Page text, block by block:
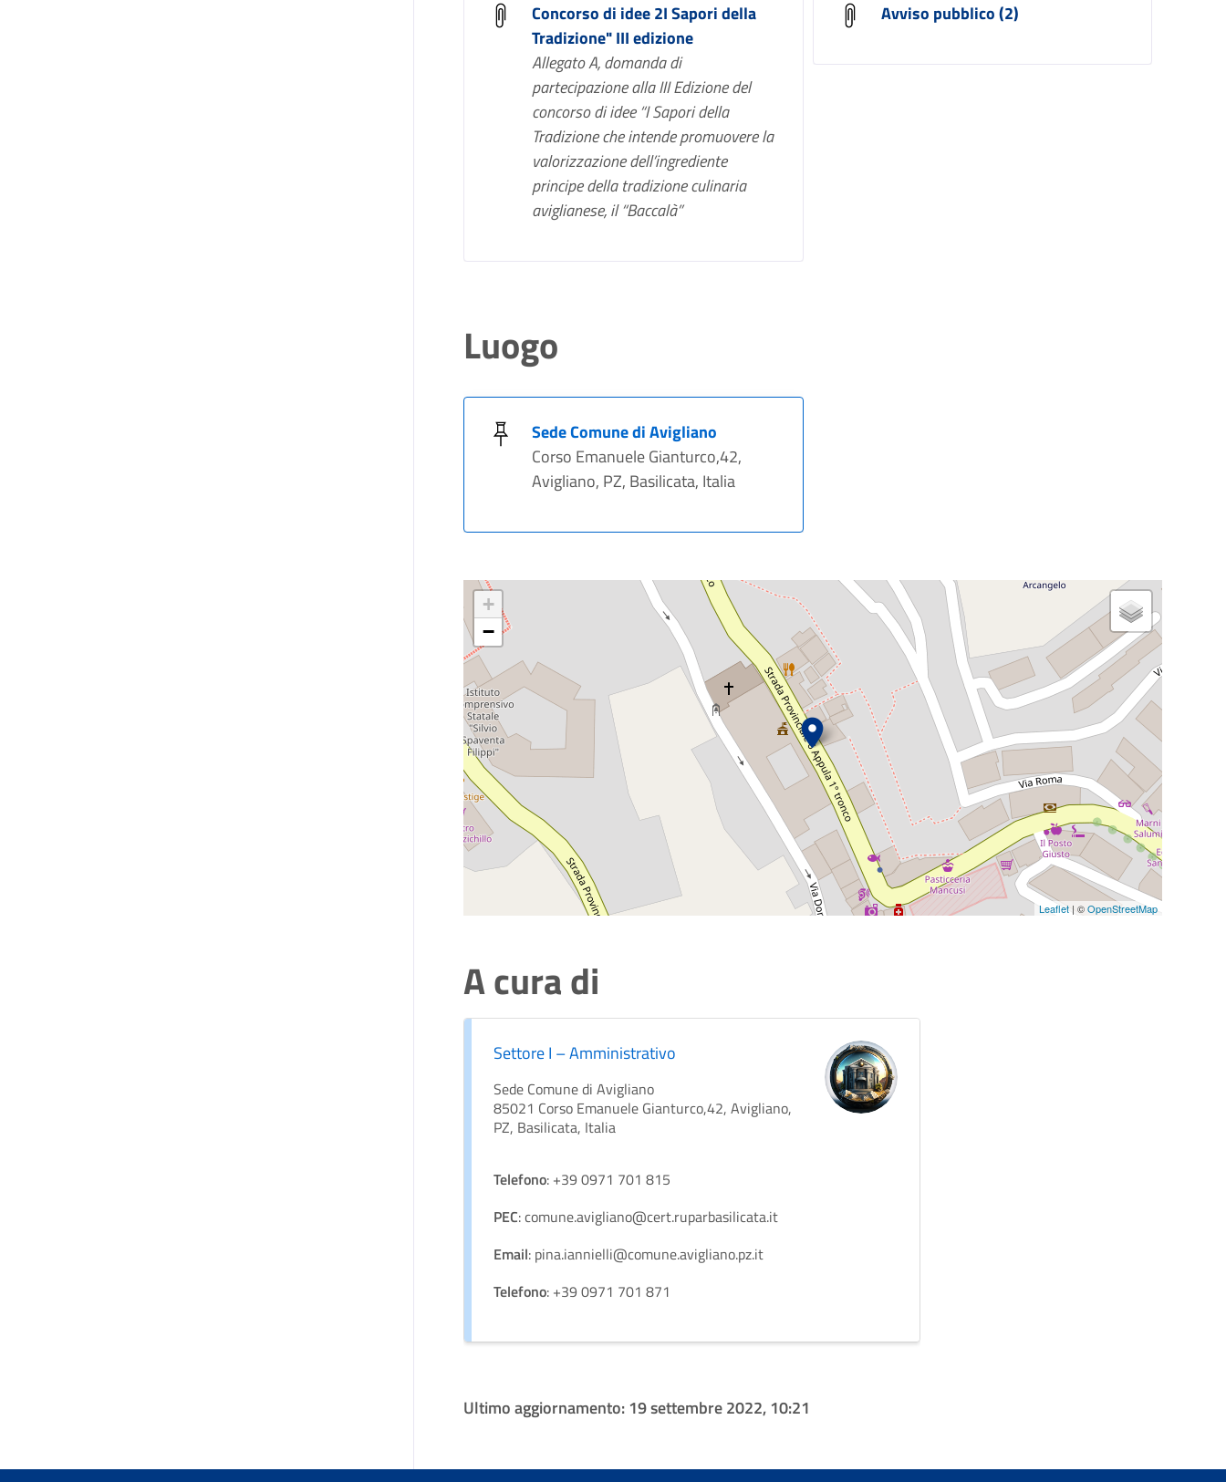
Concorso di idee 2I Sapori della
Tradizione" III edizione
Allegato A, domanda di
partecipazione alla III Edizione del
concorso di idee “I Sapori della
Tradizione che intende promuovere la
valorizzazione dell’ingrediente
principe della tradizione culinaria
aviglianese, il “Baccalà”
Avviso pubblico (2)
Luogo
Sede Comune di Avigliano
Corso Emanuele Gianturco,42,
Avigliano, PZ, Basilicata, Italia
+
−
Leaflet| ©OpenStreetMap
A cura di
Settore I – Amministrativo
Sede Comune di Avigliano
85021 Corso Emanuele Gianturco,42, Avigliano,
PZ, Basilicata, Italia
Telefono: +39 0971 701 815
PEC: comune.avigliano@cert.ruparbasilicata.it
Email: pina.iannielli@comune.avigliano.pz.it
Telefono: +39 0971 701 871
Ultimo aggiornamento:19 settembre 2022, 10:21